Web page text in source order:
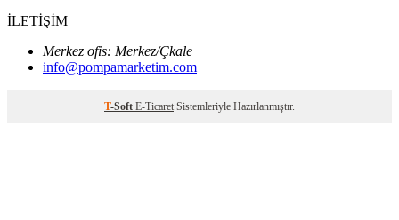
İLETİŞİM
Merkez ofis: Merkez/Çkale
info@pompamarketim.com
T-Soft E-Ticaret Sistemleriyle Hazırlanmıştır.